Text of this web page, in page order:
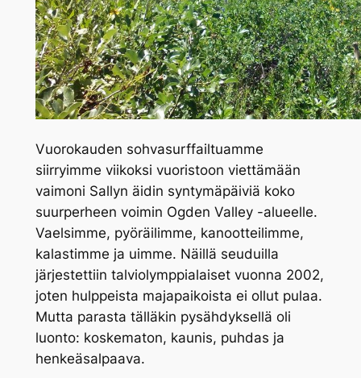
Vuorokauden sohvasurffailtuamme
siirryimme viikoksi vuoristoon viettämään
vaimoni Sallyn äidin syntymäpäiviä koko
suurperheen voimin Ogden Valley -alueelle.
Vaelsimme, pyöräilimme, kanootteilimme,
kalastimme ja uimme. Näillä seuduilla
järjestettiin talviolymppialaiset vuonna 2002,
joten hulppeista majapaikoista ei ollut pulaa.
Mutta parasta tälläkin pysähdyksellä oli
luonto: koskematon, kaunis, puhdas ja
henkeäsalpaava.